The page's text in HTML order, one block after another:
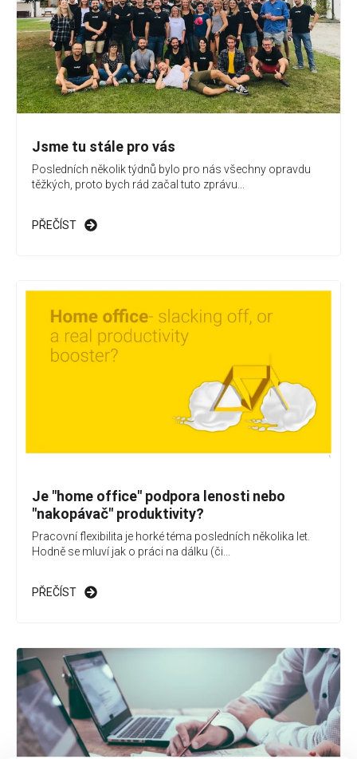
Jsme tu stále pro vás
Posledních několik týdnů bylo pro nás všechny opravdu
těžkých, proto bych rád začal tuto zprávu...
PŘEČÍST
Je "home office" podpora lenosti nebo
"nakopávač" produktivity?
Pracovní flexibilita je horké téma posledních několika let.
Hodně se mluví jak o práci na dálku (či...
PŘEČÍST